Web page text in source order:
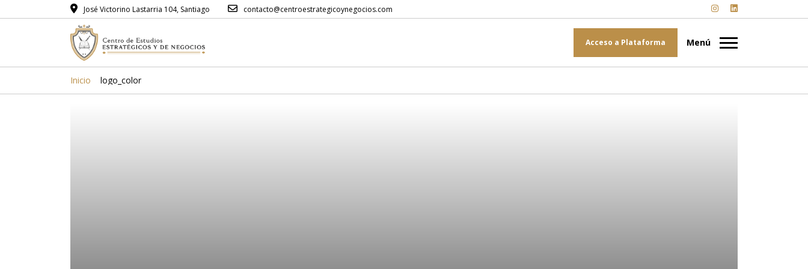
José Victorino Lastarria 104, Santiago contacto@centroestrategicoynegocios.com
Acceso a Plataforma
Inicio logo_color